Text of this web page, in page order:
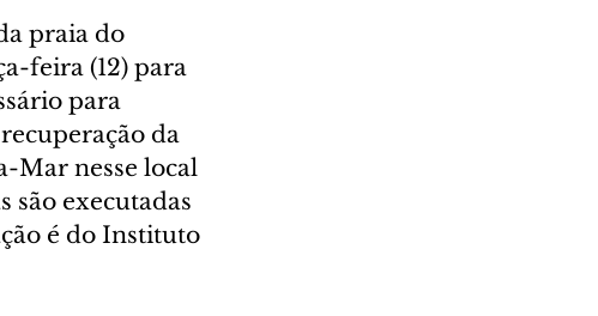
praia do
feira (12) para
para
da
Mar nesse local
são executadas
é do Instituto